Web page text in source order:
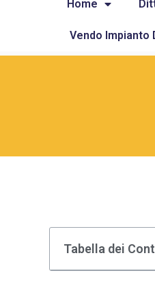
Home
Vendo Impianto
Tabella dei